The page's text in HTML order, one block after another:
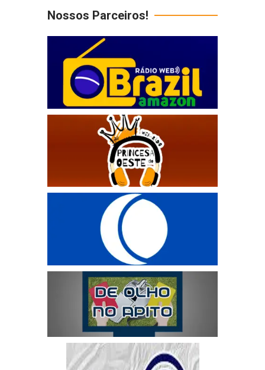
Nossos Parceiros!